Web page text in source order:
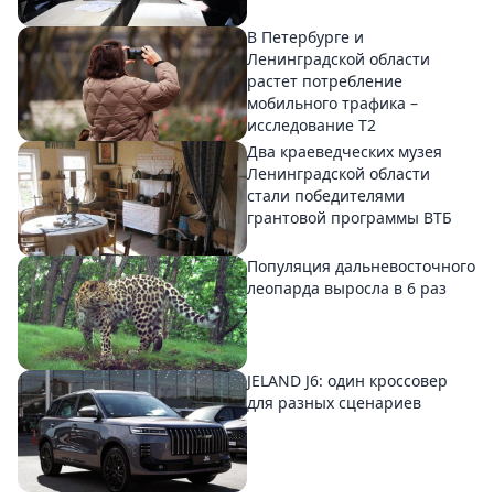
В Петербурге и
Ленинградской области
растет потребление
мобильного трафика –
исследование T2
Два краеведческих музея
Ленинградской области
стали победителями
грантовой программы ВТБ
Популяция дальневосточного
леопарда выросла в 6 раз
JELAND J6: один кроссовер
для разных сценариев